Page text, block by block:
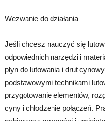
Wezwanie do działania:
Jeśli chcesz nauczyć się
odpowiednich narzędzi i
płyn do lutowania i drut
podstawowymi technikami
przygotowanie elementów,
cyny i chłodzenie połączeń.